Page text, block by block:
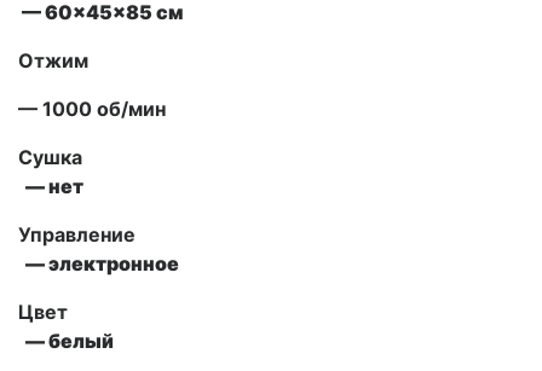
— 60x45x85 см
Отжим
— 1000 об/мин
Сушка
— нет
Управление
— электронное
Цвет
— белый